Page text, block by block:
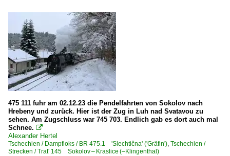
475 111 fuhr am 02.12.23 die Pendelfahrten von Sokolov nach
Hrebeny und zurück. Hier ist der Zug in Luh nad Svatavou zu
sehen. Am Zugschluss war 745 703. Endlich gab es dort auch mal
Schnee. 
Alexander Hertel
Tschechien / Dampfloks / BR 475.1 'Slechtična' ('Gräfin') Tschechien /
Strecken / Trať 145 Sokolov – Kraslice (–Klingenthal)